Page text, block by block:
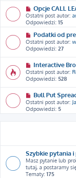
Opcje CALL
Ostatni post autor:
Odpowiedzi: 15
Podatki od
Ostatni post autor:
Odpowiedzi: 27
Interactive
Ostatni post autor:
Odpowiedzi: 528
Bull Put
Ostatni post autor:
Odpowiedzi: 5
Szybkie pytania
Masz pytanie lub
tutaj, a postaramy
Tematy: 175